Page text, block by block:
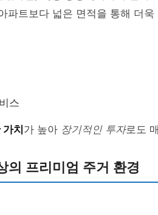
파트보다 넓은 면적을 통해 더욱
스
치 가 높아 장기적인 투자로도
의 프리미엄 주거 환경